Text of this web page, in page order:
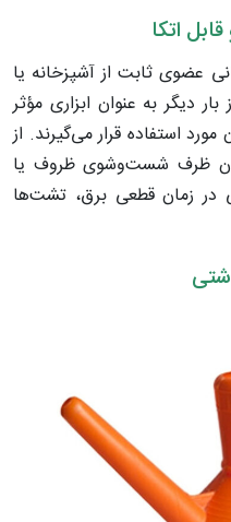
عضوی ثابت از آشپزخانه یا
دیگر به عنوان ابزاری مؤثر
استفاده قرار می‌گیرند. از
ظرف شست‌وشوی ظروف یا
در زمان قطعی برق، تشت‌ها